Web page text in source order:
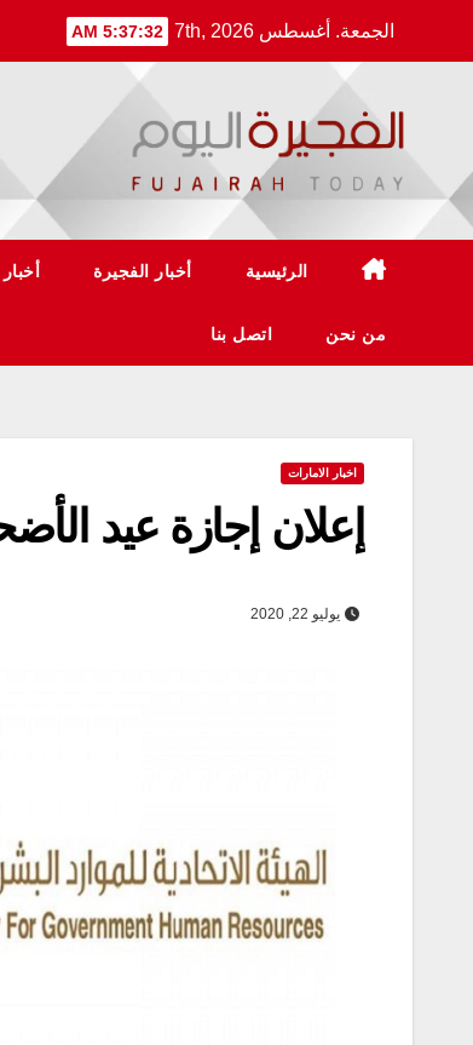
الجمعة. أغسطس 7th, 2026 5:37:33 AM
الرئيسية أخبار الفجيرة
من نحن اتصل بنا
اخبار الامارات
إعلان إجازة عيد
يوليو 22, 2020